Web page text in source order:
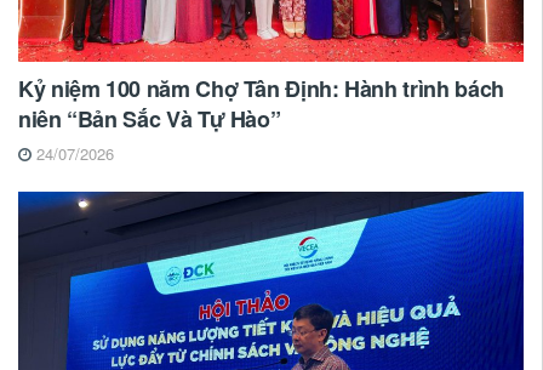
Kỷ niệm 100 năm Chợ Tân Định: Hành trình bách
niên “Bản Sắc Và Tự Hào”
24/07/2026